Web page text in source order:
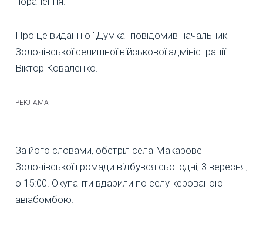
Про це виданню "Думка" повідомив начальник
Золочівської селищної військової адміністрації
Віктор Коваленко.
За його словами, обстріл села Макарове
Золочівської громади відбувся сьогодні, 3 вересня,
о 15:00. Окупанти вдарили по селу керованою
авіабомбою.